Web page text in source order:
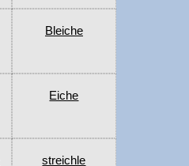
Bleiche
Eiche
streichle